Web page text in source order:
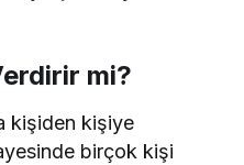
mi?
kişiden kişiye
birçok kişi